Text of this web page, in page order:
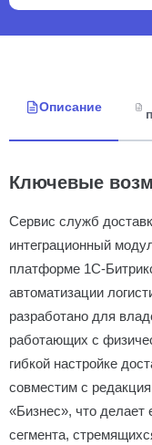
Описание
Ключевые
Сервис служб
интеграционный
платформе 1С-
автоматизации
разработано для
работающих с
гибкой настройке
совместим с
«Бизнес», что делает
сегмента,